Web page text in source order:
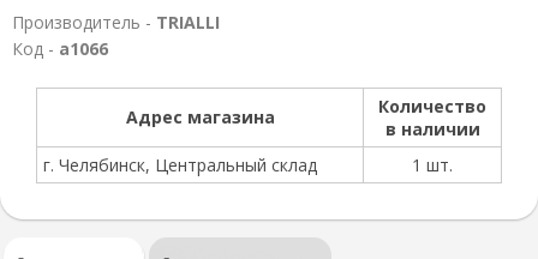
Производитель - TRIALLI
Код - а1066
Адрес магазина
Количество
в наличии
г. Челябинск, Центральный склад
1 шт.